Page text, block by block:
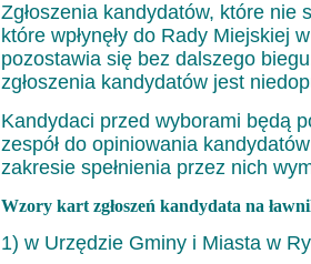
Zgłoszenia kandydatów, które nie
które wpłynęły do Rady Miejskiej
pozostawia się bez dalszego
zgłoszenia kandydatów jest
Kandydaci przed wyborami będą
zespół do opiniowania
zakresie spełnienia przez nich
Wzory kart zgłoszeń kandydata na
1) w Urzędzie Gminy i Miasta w